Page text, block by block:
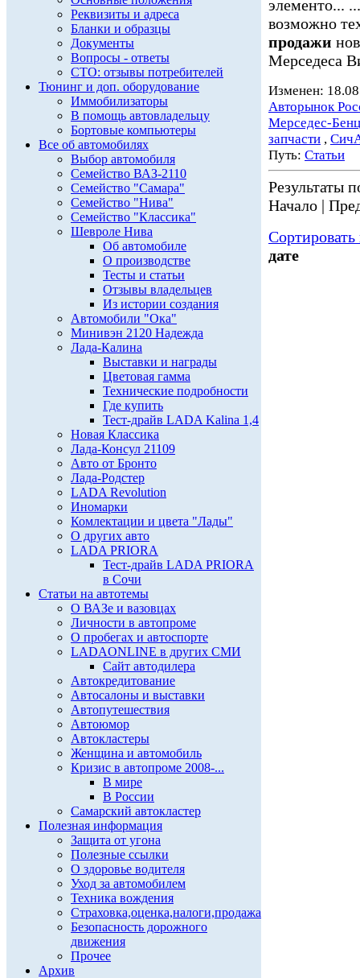
Реквизиты и адреса
Бланки и образцы
Документы
Вопросы - ответы
СТО: отзывы потребителей
Тюнинг и доп. оборудование
Иммобилизаторы
В помощь автовладельцу
Бортовые компьютеры
Все об автомобилях
Выбор автомобиля
Семейство ВАЗ-2110
Семейство "Самара"
Семейство "Нива"
Семейство "Классика"
Шевроле Нива
Об автомобиле
О производстве
Тесты и статьи
Отзывы владельцев
Из истории создания
Автомобили "Ока"
Минивэн 2120 Надежда
Лада-Калина
Выставки и награды
Цветовая гамма
Технические подробности
Где купить
Тест-драйв LADA Kalina 1,4
Новая Классика
Лада-Консул 21109
Авто от Бронто
Лада-Родстер
LADA Revolution
Иномарки
Комлектации и цвета "Лады"
О других авто
LADA PRIORA
Тест-драйв LADA PRIORA
в Сочи
Статьи на автотемы
О ВАЗе и вазовцах
Личности в автопроме
О пробегах и автоспорте
LADAONLINE в других СМИ
Сайт автодилера
Автокредитование
Автосалоны и выставки
Автопутешествия
Автоюмор
Автокластеры
Женщина и автомобиль
Кризис в автопроме 2008-...
В мире
В России
Самарский автокластер
Полезная информация
Защита от угона
Полезные ссылки
О здоровье водителя
Уход за автомобилем
Техника вождения
Страховка,оценка,налоги,продажа
Безопасность дорожного
движения
Прочее
Архив
элементо...
возможно
продажи
Мерседеса
Изменен:
Авторынок
Мерседес-Бенц
запчасти ,
Путь: Статьи
Результаты
Начало |
дате